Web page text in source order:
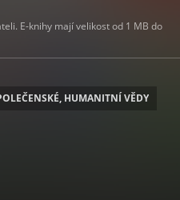
E-knihy mají velikost od 1 MB do
HUMANITNÍ VĚDY